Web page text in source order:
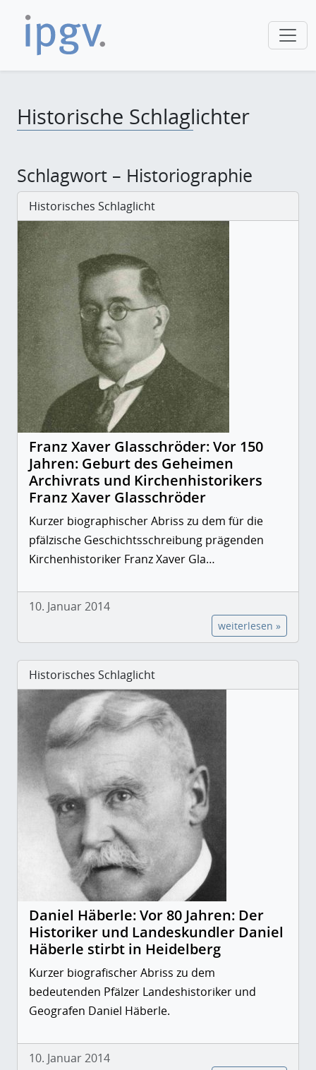
Historische Schlaglichter
Schlagwort – Historiographie
Historisches Schlaglicht
Franz Xaver Glasschröder: Vor 150
Jahren: Geburt des Geheimen
Archivrats und Kirchenhistorikers
Franz Xaver Glasschröder
Kurzer biographischer Abriss zu dem für die
pfälzische Geschichtsschreibung prägenden
Kirchenhistoriker Franz Xaver Gla…
10. Januar 2014
weiterlesen »
Historisches Schlaglicht
Daniel Häberle: Vor 80 Jahren: Der
Historiker und Landeskundler Daniel
Häberle stirbt in Heidelberg
Kurzer biografischer Abriss zu dem
bedeutenden Pfälzer Landeshistoriker und
Geografen Daniel Häberle.
10. Januar 2014